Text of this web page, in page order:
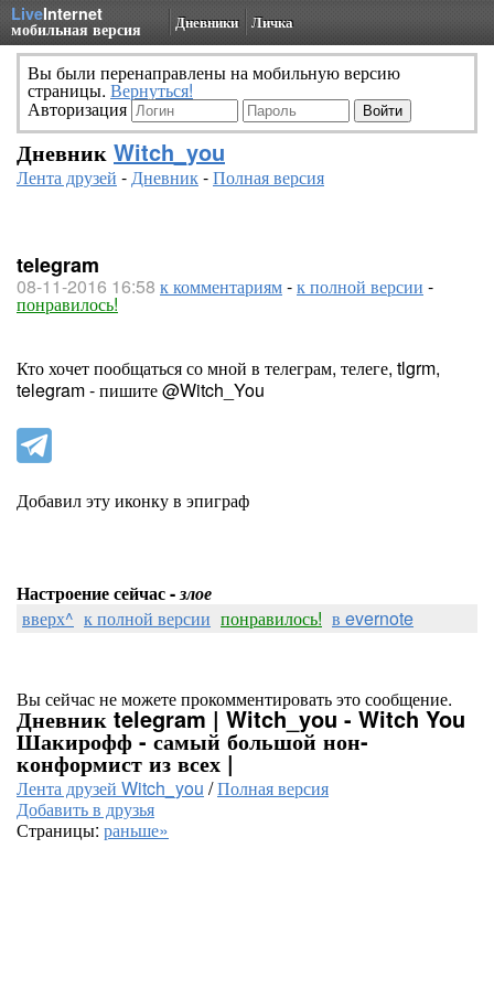
LiveInternet
мобильная версия Дневники Личка
Вы были перенаправлены на мобильную версию
страницы. Вернуться!
Авторизация
Дневник Witch_you
Лента друзей -Дневник-Полная версия
telegram
08-11-2016 16:58 к комментариям-к полной версии -
понравилось!
Кто хочет пообщаться со мной в телеграм, телеге, tlgrm,
telegram - пишите @Witch_You
Добавил эту иконку в эпиграф
Настроение сейчас -злое
вверх^ к полной версии понравилось! в evernote
Вы сейчас не можете прокомментировать это сообщение.
Дневник telegram | Witch_you - Witch You
Шакирофф - самый большой нон-
конформист из всех |
Лента друзей Witch_you /Полная версия
Добавить в друзья
Страницы: раньше»